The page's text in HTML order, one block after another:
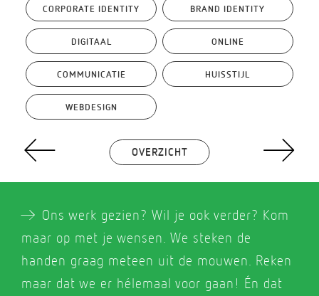
CORPORATE IDENTITY BRAND IDENTITY
DIGITAAL ONLINE
COMMUNICATIE HUISSTIJL
WEBDESIGN
a OVERZICHT A
A Ons werk gezien? Wil je ook verder? Kom
maar op met je wensen. We steken de
handen graag meteen uit de mouwen. Reken
maar dat we er hélemaal voor gaan! Én dat